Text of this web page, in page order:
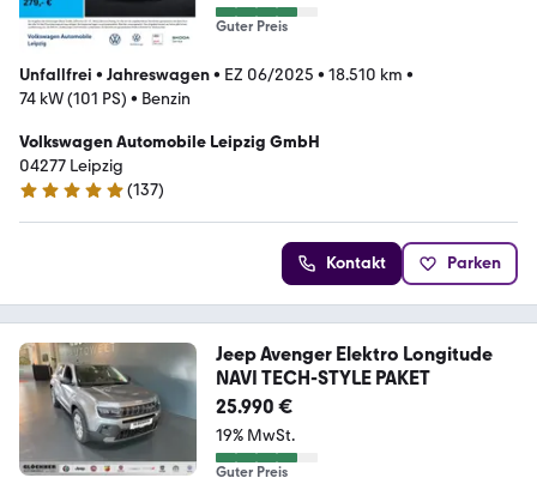
Guter Preis
Unfallfrei • Jahreswagen• EZ 06/2025 • 18.510 km •
74 kW (101 PS) • Benzin
Volkswagen Automobile Leipzig GmbH
04277 Leipzig
4.8 Sterne
(137)
Kontakt Parken
Jeep Avenger Elektro Longitude
NAVI TECH-STYLE PAKET
25.990 €
19% MwSt.
Guter Preis